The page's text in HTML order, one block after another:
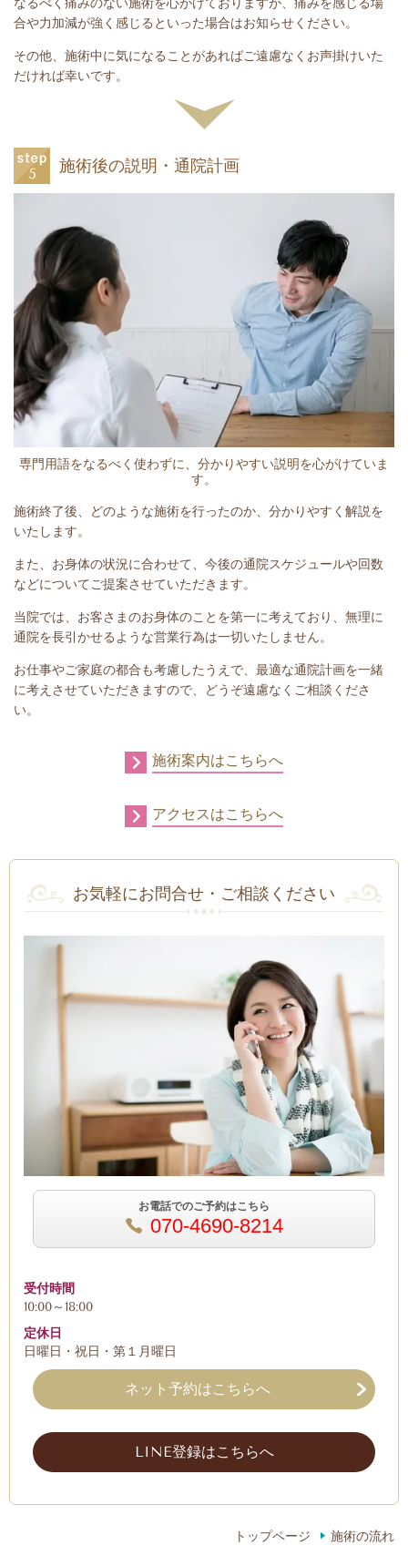
合や力加減が強く感じるといった場合はお知らせください。
その他、施術中に気になることがあればご遠慮なくお声掛けいた
だければ幸いです。
施術後の説明・通院計画
専門用語をなるべく使わずに、分かりやすい説明を心がけていま
す。
施術終了後、どのような施術を行ったのか、分かりやすく解説を
いたします。
また、お身体の状況に合わせて、今後の通院スケジュールや回数
などについてご提案させていただきます。
当院では、お客さまのお身体のことを第一に考えており、無理に
通院を長引かせるような営業行為は一切いたしません。
お仕事やご家庭の都合も考慮したうえで、最適な通院計画を一緒
に考えさせていただきますので、どうぞ遠慮なくご相談くださ
い。
施術案内はこちらへ
アクセスはこちらへ
お気軽にお問合せ・ご相談ください
お電話でのご予約はこちら
070-4690-8214
受付時間
10:00～18:00
定休日
日曜日・祝日・第１月曜日
ネット予約はこちらへ
LINE登録はこちらへ
トップページ 施術の流れ